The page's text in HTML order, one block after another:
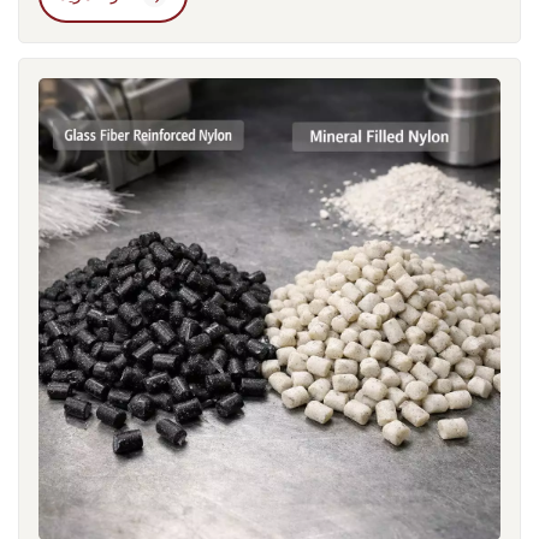
على نظام المعايير الأوروبية (EN) لتقييم كل من المواد والمنتجات.
على سبيل المثال، قد يطلب العملاء من المواد أن تتوافق في آن واحد
مع اختبار سلك التوهج وفقًا للمعيار EN 60695 واختبار الشد وفقًا
للمعيار EN ISO 527. مواد إذا لم يتم تقييمها وفقًا لهذه المعايير خلال
مرحلة التطوير، فقد يصبح من الضروري إجراء اختبارات إضافية
وتعديلات على التركيبة لاحقًا.حدث مثال نموذجي في مشروع موصل
صناعي. خلال المناقشات الأولية، طلب العميل مادة PA66 مقاومة
للهب بتصنيف UL94 V0. قدم المورد تركيبة تقليدية مقاومة للهب
وأكمل اختبارات UL. مع ذلك، خلال عملية التحقق النهائية في أوروبا،
أُضيفت متطلبات إضافية، بما في ذلك اختبار السلك المتوهج EN
60695-2-11 عند 750 درجة مئوية واختبار درجة حرارة الانحراف
الحراري EN ISO 75. فشلت التركيبة الأصلية في اختبار السلك
المتوهج، مما أجبر المورد على إعادة تصميم نظام مقاومة اللهب
وإعادة إجراءات الاعتماد. امتد الجدول الزمني للمشروع لعدة
أشهر.من منظور هندسة المواد، لا يكمن التحدي الرئيسي في التعقيد
التقني، بل في تفسير المعايير. غالباً ما تُركز معايير EN على ظروف
السلامة في الواقع العملي. يُحاكي اختبار السلك المتوهج حالات ارتفاع